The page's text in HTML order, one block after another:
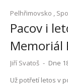
Pelhřimovsko
Pacov i
Memoriál
Jiří Svatoš - Dne
Už potřetí letos v